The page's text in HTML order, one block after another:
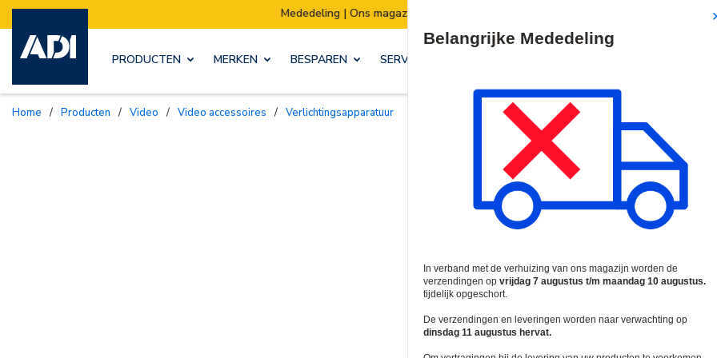
Mededeling | Ons magazijn verhuist: Verzendingen worden van 7 t/m 10 augustus opgeschort.
PRODUCTEN MERKEN BESPAREN SERVICES & OPLOSSINGEN
Home / Producten / Video / Video accessoires / Verlichtingsapparatuur